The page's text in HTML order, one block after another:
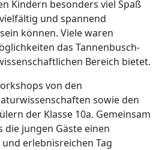
Kindern besonders viel Spaß
und spannend
können. Viele waren
das Tannenbusch-
Bereich bietet.
von den
sowie den
der Klasse 10a. Gemeinsam
die jungen Gäste einen
erlebnisreichen Tag